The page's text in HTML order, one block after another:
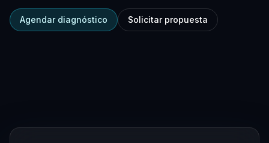
Agendar diagnóstico Solicitar propuesta